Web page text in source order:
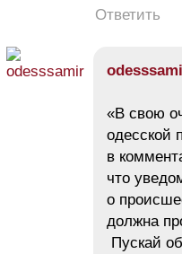
Ответить
«В свою
одесской
в
что
о
должна
Пускай